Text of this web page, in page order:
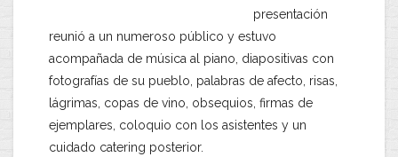
presentación
reunió a un numeroso público y estuvo
acompañada de música al piano, diapositivas con
fotografías de su pueblo, palabras de afecto, risas,
lágrimas, copas de vino, obsequios, firmas de
ejemplares, coloquio con los asistentes y un
cuidado catering posterior.